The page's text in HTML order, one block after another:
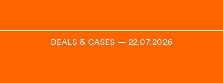
DEALS & CASES — 22.07.2026